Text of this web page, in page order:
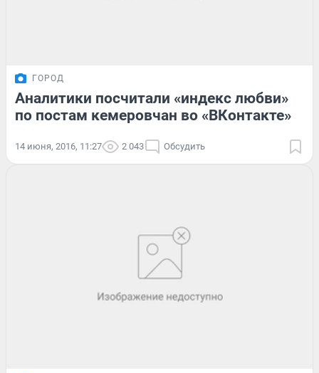
ГОРОД
Аналитики посчитали «индекс любви»
по постам кемеровчан во «ВКонтакте»
14 июня, 2016, 11:27 2 043 Обсудить